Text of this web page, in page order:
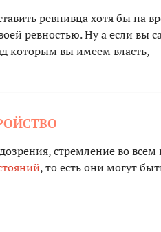
ревнивца хотя бы на
ревностью. Ну а если вы
которым вы имеем власть,
стремление во всем
, то есть они могут